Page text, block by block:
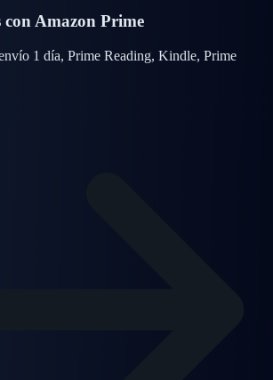
Amazon Prime
1 día, Prime Reading, Kindle, Prime